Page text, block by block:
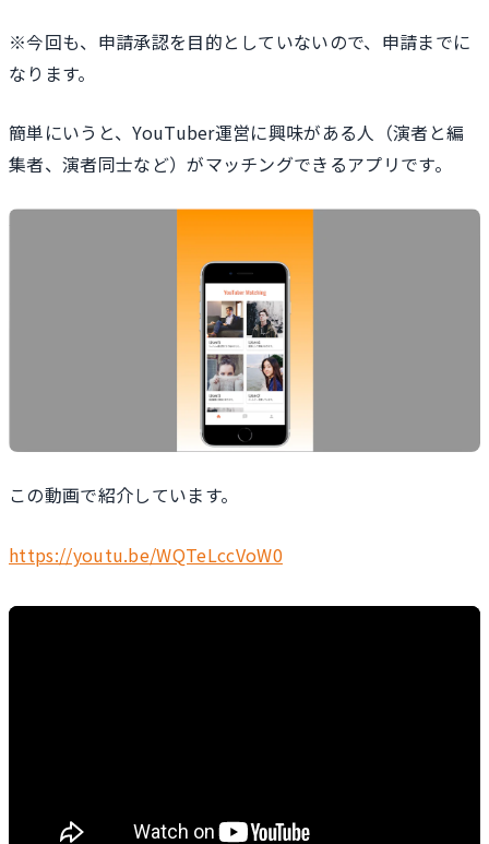
※今回も、申請承認を目的としていないので、申請までに
なります。
簡単にいうと、YouTuber運営に興味がある人（演者と編
集者、演者同士など）がマッチングできるアプリです。
この動画で紹介しています。
https://youtu.be/WQTeLccVoW0